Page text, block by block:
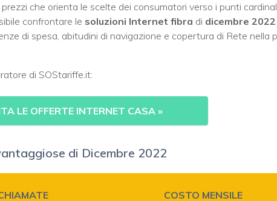
che orienta le scelte dei consumatori verso i punti
confrontare le soluzioni Internet fibra di dicembre 2022
di spesa, abitudini di navigazione e copertura di Rete nella
di SOStariffe.it:
LE OFFERTE INTERNET CASA »
di Dicembre 2022
COSTO MENSILE